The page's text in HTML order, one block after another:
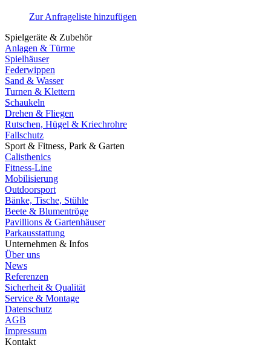
Zur Anfrageliste hinzufügen
Spielgeräte & Zubehör
Anlagen & Türme
Spielhäuser
Federwippen
Sand & Wasser
Turnen & Klettern
Schaukeln
Drehen & Fliegen
Rutschen, Hügel & Kriechrohre
Fallschutz
Sport & Fitness, Park & Garten
Calisthenics
Fitness-Line
Mobilisierung
Outdoorsport
Bänke, Tische, Stühle
Beete & Blumentröge
Pavillions & Gartenhäuser
Parkausstattung
Unternehmen & Infos
Über uns
News
Referenzen
Sicherheit & Qualität
Service & Montage
Datenschutz
AGB
Impressum
Kontakt